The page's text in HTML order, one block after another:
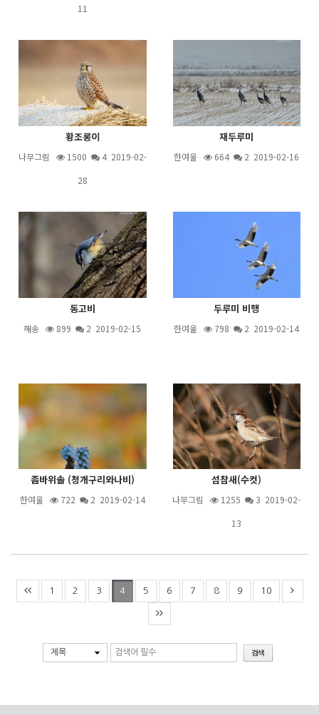
11
황조롱이
나무그림 1500 42019-02-
28
재두루미
한여울 664 2 2019-02-16
동고비
해송 899 2 2019-02-15
두루미 비행
한여울 798 2 2019-02-14
좀바위솔 (청개구리와나비)
한여울 722 2 2019-02-14
섬참새(수컷)
나무그림 1255 3 2019-02-
13
1 2 3 4 5 6 7 8 9 10
제목